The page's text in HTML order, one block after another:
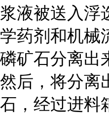
浆液被送入浮
学药剂和机械
磷矿石分离出
然后，将分离
石，经过进料